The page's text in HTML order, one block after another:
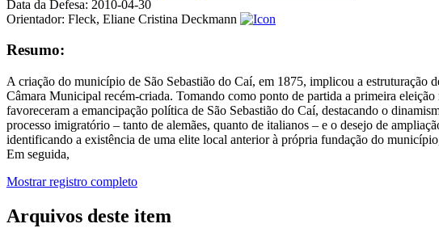
Data da Defesa: 2010-04-30
Orientador: Fleck, Eliane Cristina Deckmann
Resumo:
A criação do município de São Sebastião do Caí, em 1875, implicou a estruturação
Câmara Municipal recém-criada. Tomando como ponto de partida a primeira
favoreceram a emancipação política de São Sebastião do Caí, destacando o
processo imigratório – tanto de alemães, quanto de italianos – e o desejo de
identificando a existência de uma elite local anterior à própria fundação do
Em seguida,
Mostrar registro completo
Arquivos deste item